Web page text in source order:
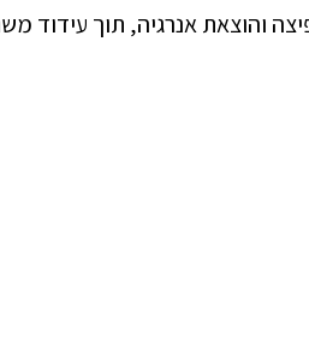
והוצאת אנרגיה, תוך עידוד